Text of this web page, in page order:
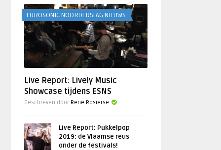
EUROSONIC NOORDERSLAG NIEUWS
Live Report: Lively Music
Showcase tijdens ESNS
Geschreven door René Rosierse
Live Report: Pukkelpop
2019: de Vlaamse reus
onder de festivals!